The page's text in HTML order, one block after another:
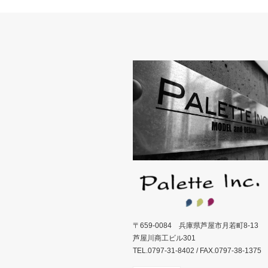
〒659-0084 兵庫県芦屋市月若町8-13
芦屋川商工ビル301
TEL.0797-31-8402 / FAX.0797-38-1375